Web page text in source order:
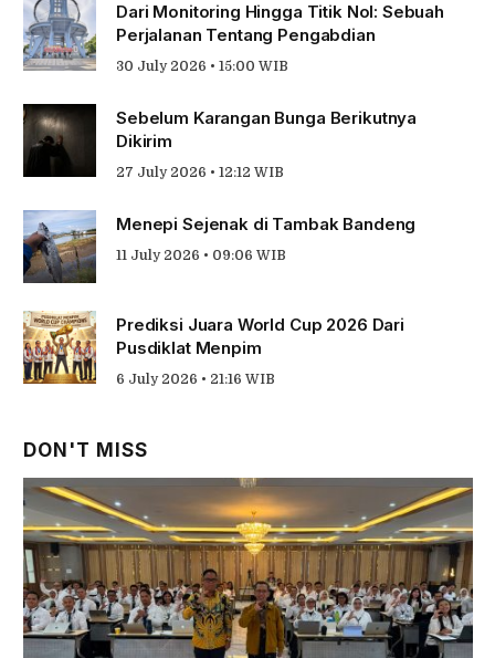
Dari Monitoring Hingga Titik Nol: Sebuah
Perjalanan Tentang Pengabdian
30 July 2026 • 15:00 WIB
Sebelum Karangan Bunga Berikutnya
Dikirim
27 July 2026 • 12:12 WIB
Menepi Sejenak di Tambak Bandeng
11 July 2026 • 09:06 WIB
Prediksi Juara World Cup 2026 Dari
Pusdiklat Menpim
6 July 2026 • 21:16 WIB
DON'T MISS